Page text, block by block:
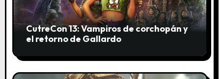
CutreCon 13: Vampiros de corchopán y
el retorno de Gallardo